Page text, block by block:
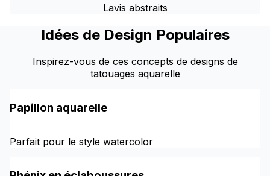
Lavis abstraits
Idées de Design Populaires
Inspirez-vous de ces concepts de designs de
tatouages aquarelle
Papillon aquarelle
Parfait pour le style watercolor